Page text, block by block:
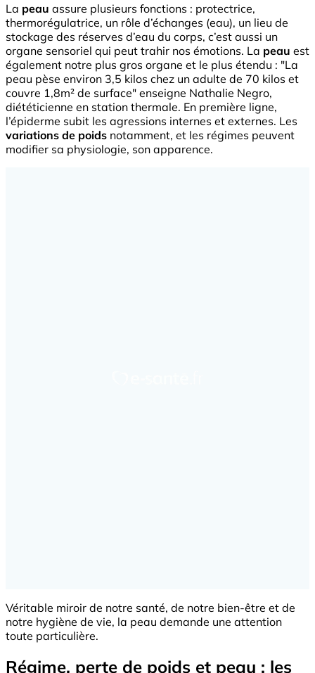
La peau assure plusieurs fonctions : protectrice,
thermorégulatrice, un rôle d’échanges (eau), un lieu de
stockage des réserves d’eau du corps, c’est aussi un
organe sensoriel qui peut trahir nos émotions. La peau est
également notre plus gros organe et le plus étendu : "La
peau pèse environ 3,5 kilos chez un adulte de 70 kilos et
couvre 1,8m² de surface" enseigne Nathalie Negro,
diététicienne en station thermale. En première ligne,
l’épiderme subit les agressions internes et externes. Les
variations de poids notamment, et les régimes peuvent
modifier sa physiologie, son apparence.
Véritable miroir de notre santé, de notre bien-être et de
notre hygiène de vie, la peau demande une attention
toute particulière.
Régime, perte de poids et peau : les